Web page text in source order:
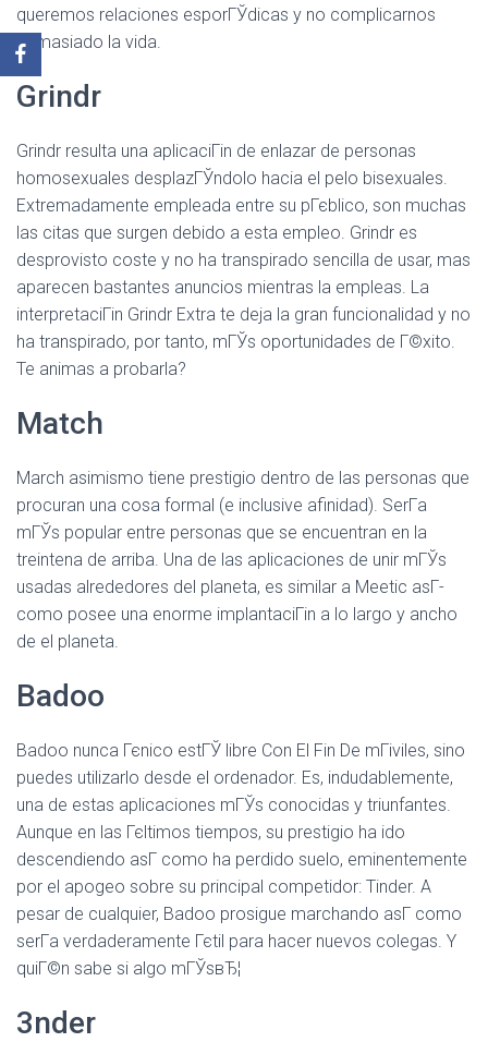
queremos relaciones esporГЎdicas y no complicarnos
demasiado la vida.
Grindr
Grindr resulta una aplicaciГіn de enlazar de personas
homosexuales desplazГЎndolo hacia el pelo bisexuales.
Extremadamente empleada entre su pГєblico, son muchas
las citas que surgen debido a esta empleo. Grindr es
desprovisto coste y no ha transpirado sencilla de usar, mas
aparecen bastantes anuncios mientras la empleas. La
interpretaciГіn Grindr Extra te deja la gran funcionalidad y no
ha transpirado, por tanto, mГЎs oportunidades de Г©xito.
Te animas a probarla?
Match
March asimismo tiene prestigio dentro de las personas que
procuran una cosa formal (e inclusive afinidad). SerГ­a
mГЎs popular entre personas que se encuentran en la
treintena de arriba. Una de las aplicaciones de unir mГЎs
usadas alrededores del planeta, es similar a Meetic asГ­
como posee una enorme implantaciГіn a lo largo y ancho
de el planeta.
Badoo
Badoo nunca Гєnico estГЎ libre Con El Fin De mГіviles, sino
puedes utilizarlo desde el ordenador. Es, indudablemente,
una de estas aplicaciones mГЎs conocidas y triunfantes.
Aunque en las Гєltimos tiempos, su prestigio ha ido
descendiendo asГ­ como ha perdido suelo, eminentemente
por el apogeo sobre su principal competidor: Tinder. A
pesar de cualquier, Badoo prosigue marchando asГ­ como
serГ­a verdaderamente Гєtil para hacer nuevos colegas. Y
quiГ©n sabe si algo mГЎsвЂ¦
3nder